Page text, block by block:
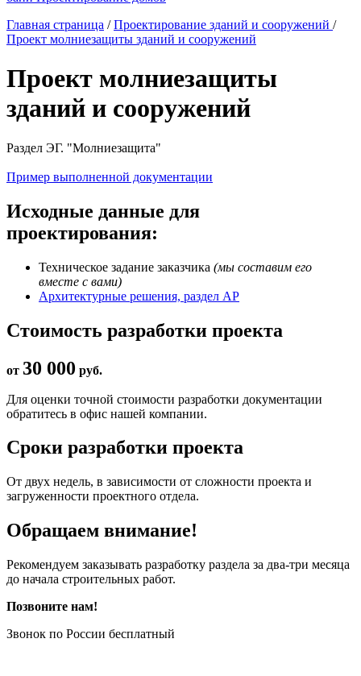
Главная страница / Проектирование зданий и сооружений /
Проект молниезащиты зданий и сооружений
Проект молниезащиты
зданий и сооружений
Раздел ЭГ. "Молниезащита"
Пример выполненной документации
Исходные данные для
проектирования:
Техническое задание заказчика (мы составим его
вместе с вами)
Архитектурные решения, раздел АР
Стоимость разработки проекта
от 30 000 руб.
Для оценки точной стоимости разработки документации
обратитесь в офис нашей компании.
Сроки разработки проекта
От двух недель, в зависимости от сложности проекта и
загруженности проектного отдела.
Обращаем внимание!
Рекомендуем заказывать разработку раздела за два-три месяца
до начала строительных работ.
Позвоните нам!
Звонок по России бесплатный